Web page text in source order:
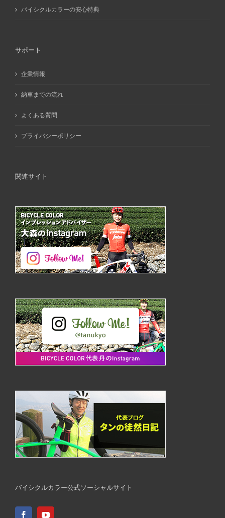
バイシクルカラーの安心特典
サポート
企業情報
納車までの流れ
よくある質問
プライバシーポリシー
関連サイト
バイシクルカラー公式ソーシャルサイト